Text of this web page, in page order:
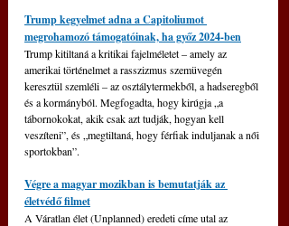
Trump kegyelmet adna a Capitoliumot
megrohamozó támogatóinak, ha győz 2024-ben
Trump kitiltaná a kritikai fajelméletet – amely az
amerikai történelmet a rasszizmus szemüvegén
keresztül szemléli – az osztálytermekből, a hadseregből
és a kormányból. Megfogadta, hogy kirúgja „a
tábornokokat, akik csak azt tudják, hogyan kell
veszíteni”, és „megtiltaná, hogy férfiak induljanak a női
sportokban”.
Végre a magyar mozikban is bemutatják az
életvédő filmet
A Váratlan élet (Unplanned) eredeti címe utal az